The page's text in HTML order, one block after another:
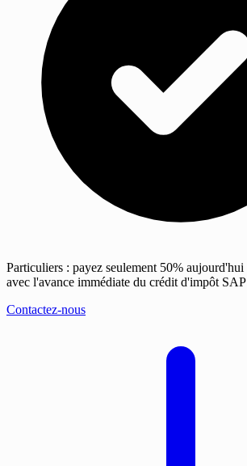
Particuliers : payez seulement 50% aujourd'hui
avec l'avance immédiate du crédit d'impôt SAP
Contactez-nous